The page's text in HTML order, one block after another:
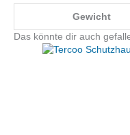
Gewicht
Das könnte dir auch